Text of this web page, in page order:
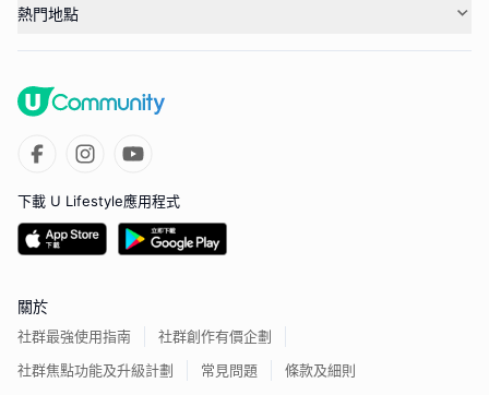
熱門地點
下載 U Lifestyle應用程式
關於
社群最強使用指南
社群創作有價企劃
社群焦點功能及升級計劃
常見問題 條款及細則